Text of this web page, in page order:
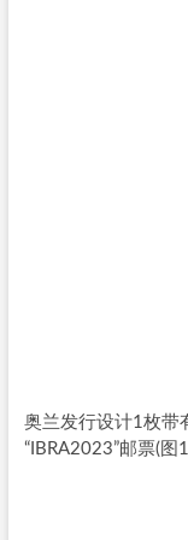
奥兰发行设计1枚带
“IBRA2023”邮票(图